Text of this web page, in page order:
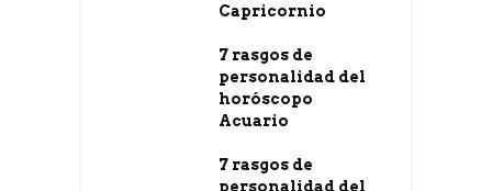
Capricornio
7 rasgos de
personalidad del
horóscopo
Acuario
7 rasgos de
personalidad del